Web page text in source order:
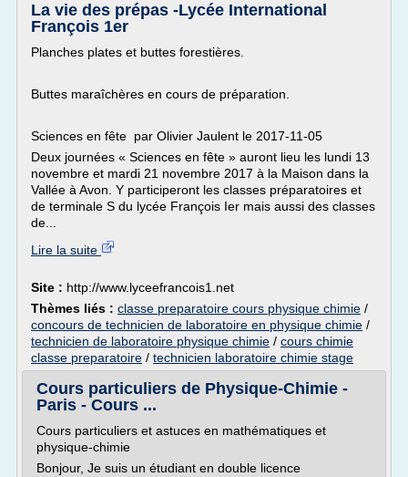
La vie des prépas -Lycée International
François 1er
Planches plates et buttes forestières.
Buttes maraîchères en cours de préparation.
Sciences en fête par Olivier Jaulent le 2017-11-05
Deux journées « Sciences en fête » auront lieu les lundi 13
novembre et mardi 21 novembre 2017 à la Maison dans la
Vallée à Avon. Y participeront les classes préparatoires et
de terminale S du lycée François Ier mais aussi des classes
de...
Lire la suite
Site : http://www.lyceefrancois1.net
Thèmes liés : classe preparatoire cours physique chimie /
concours de technicien de laboratoire en physique chimie /
technicien de laboratoire physique chimie / cours chimie
classe preparatoire / technicien laboratoire chimie stage
Cours particuliers de Physique-Chimie -
Paris - Cours ...
Cours particuliers et astuces en mathématiques et
physique-chimie
Bonjour, Je suis un étudiant en double licence